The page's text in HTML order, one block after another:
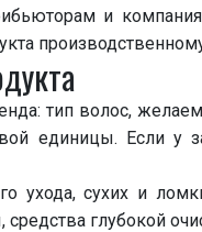
и
тип волос,
единицы. Если
ухода, сухих и
глубокой